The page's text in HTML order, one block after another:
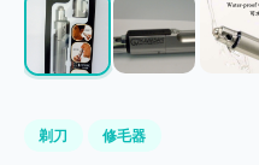
剃刀 修毛器